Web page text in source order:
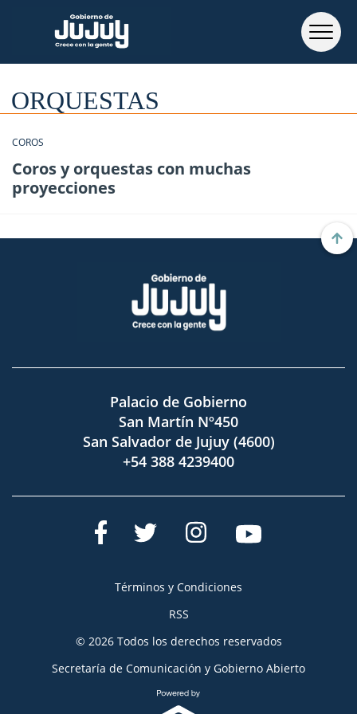
ORQUESTAS
COROS
Coros y orquestas con muchas
proyecciones
Palacio de Gobierno
San Martín Nº450
San Salvador de Jujuy (4600)
+54 388 4239400
Términos y Condiciones
RSS
© 2026 Todos los derechos reservados
Secretaría de Comunicación y Gobierno Abierto